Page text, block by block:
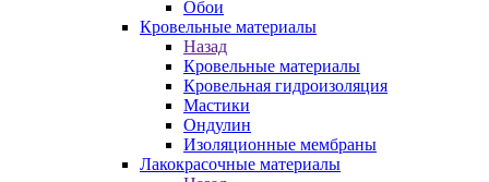
Обои
Кровельные материалы
Назад
Кровельные материалы
Кровельная гидроизоляция
Мастики
Ондулин
Изоляционные мембраны
Лакокрасочные материалы